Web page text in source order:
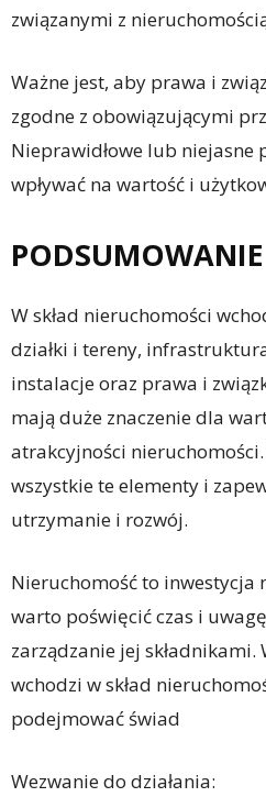
związanymi z
Ważne jest, aby prawa i
zgodne z obowiązującymi
Nieprawidłowe lub niejasne
wpływać na wartość i
PODSUMOWANIE
W skład nieruchomości
działki i tereny,
instalacje oraz prawa i
mają duże znaczenie dla
atrakcyjności
wszystkie te elementy i
utrzymanie i rozwój.
Nieruchomość to inwestycja
warto poświęcić czas i
zarządzanie jej składnikami.
wchodzi w skład
podejmować świad
Wezwanie do działania: